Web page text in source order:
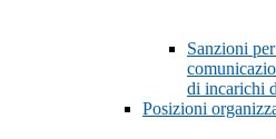
Sanzioni
di incarichi
Posizioni